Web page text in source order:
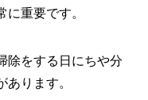
重要です。
除をする日にちや分
ります。